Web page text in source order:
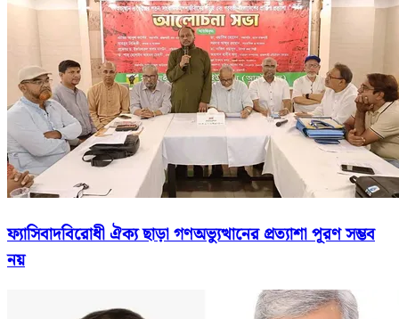
ফ্যাসিবাদবিরোধী ঐক্য ছাড়া গণঅভ্যুত্থানের প্রত্যাশা পূরণ সম্ভব
নয়